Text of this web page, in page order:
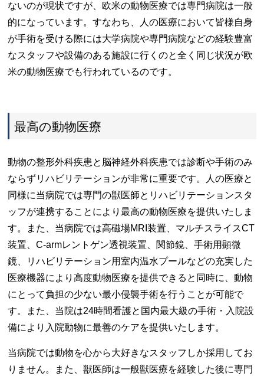
ないのが現状ですが、欧米の動物医療では専門病院は一般
的になっています。すなわち、人の医療において皆様自身
が手術を受ける際には大学病院や専門病院などの経験豊富
なスタッフや設備のある施設に行くのと全く同じ状況が欧
米の動物医療でも行われているのです。
最高の動物医療
動物の整形外科疾患と脳神経外科疾患では診断や手術のみ
ならずリハビリテーションが非常に重要です。人の医療と
同様に当病院では専門の獣医師とリハビリテーションスタ
ッフが連携することにより最高の動物医療を提供いたしま
す。また、当病院では高磁場MRI装置、マルチスライスCT
装置、C-armレントゲン透視装置、関節鏡、手術用顕微
鏡、リハビリテーション用室内温水プールなどの充実した
医療機器により高度動物医療を提供できると同時に、動物
にとって負担の少ない最小侵襲手術を行うことが可能で
す。また、当院は24時間看護と国内最大級の手術・入院設
備により入院動物に最善のケアを提供いたします。
当病院では動物を心から大好きなスタッフしか採用してお
りません。また、獣医師は一般獣医療を経験した後に専門